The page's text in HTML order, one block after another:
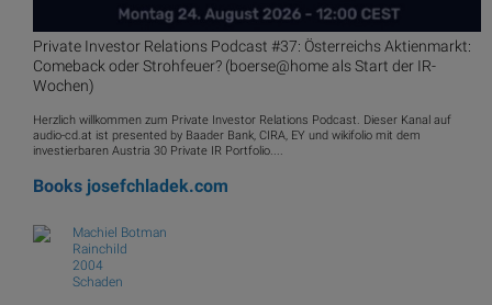
Private Investor Relations Podcast #37: Österreichs Aktienmarkt:
Comeback oder Strohfeuer? (boerse@home als Start der IR-
Wochen)
Herzlich willkommen zum Private Investor Relations Podcast. Dieser Kanal auf
audio-cd.at ist presented by Baader Bank, CIRA, EY und wikifolio mit dem
investierbaren Austria 30 Private IR Portfolio....
Books josefchladek.com
Machiel Botman
Rainchild
2004
Schaden